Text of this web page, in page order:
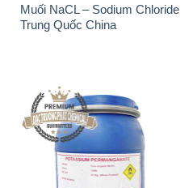
Thuốc Tím – KMNO4 Black
Diamond Ấn Độ India